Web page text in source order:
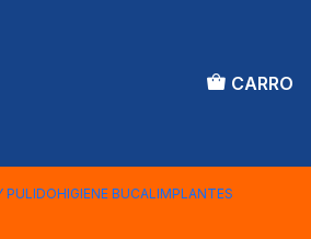
CARRO
PULIDOHIGIENE BUCALIMPLANTES